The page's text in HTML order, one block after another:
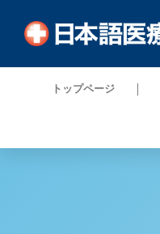
トップページ